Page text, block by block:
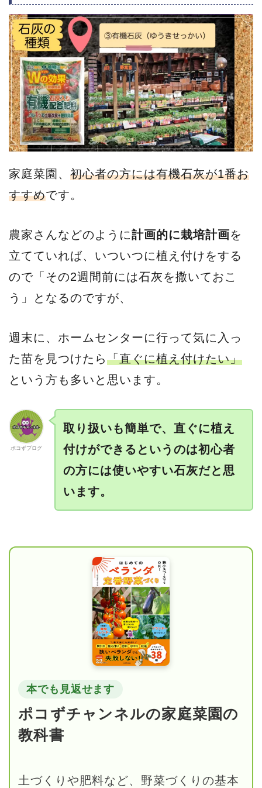
家庭菜園、 初心者の方には有機石灰が1番お
すすめです。
農家さんなどのように計画的に栽培計画を
立てていれば、いついつに植え付けをする
ので「その2週間前には石灰を撒いておこ
う」となるのですが、
週末に、ホームセンターに行って気に入っ
た苗を見つけたら「直ぐに植え付けたい」
という方も多いと思います。
ポコずブログ
取り扱いも簡単で、直ぐに植え
付けができるというのは初心者
の方には使いやすい石灰だと思
います。
本でも見返せます
ポコずチャンネルの家庭菜園の
教科書
土づくりや肥料など、野菜づくりの基本